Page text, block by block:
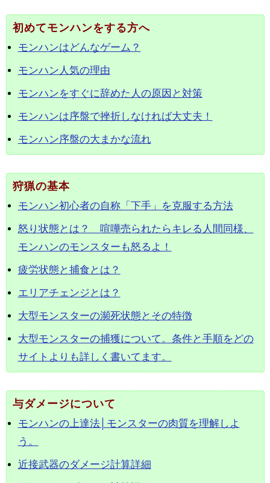
初めてモンハンをする方へ
モンハンはどんなゲーム？
モンハン人気の理由
モンハンをすぐに辞めた人の原因と対策
モンハンは序盤で挫折しなければ大丈夫！
モンハン序盤の大まかな流れ
狩猟の基本
モンハン初心者の自称「下手」を克服する方法
怒り状態とは？ 喧嘩売られたらキレる人間同様、
モンハンのモンスターも怒るよ！
疲労状態と捕食とは？
エリアチェンジとは？
大型モンスターの瀕死状態とその特徴
大型モンスターの捕獲について。条件と手順をどの
サイトよりも詳しく書いてます。
与ダメージについて
モンハンの上達法│モンスターの肉質を理解しよ
う。
近接武器のダメージ計算詳細